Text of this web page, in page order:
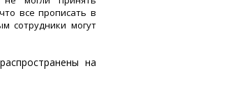
все прописать в
сотрудники могут
на